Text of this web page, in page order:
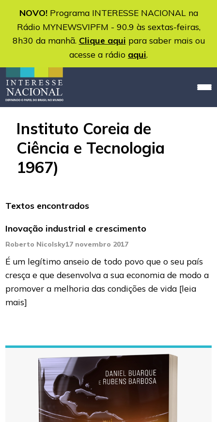
NOVO!Programa INTERESSE NACIONAL na
Rádio MYNEWSVIPFM - 90.9 às sextas-feiras,
8h30 da manhã. Clique aqui para saber mais ou
acesse a rádio aqui.
Instituto Coreia de
Ciência e Tecnologia
1967)
Textos encontrados
Inovação industrial e crescimento
Roberto Nicolsky17 novembro 2017
É um legítimo anseio de todo povo que o seu país
cresça e que desenvolva a sua economia de modo a
promover a melhoria das condições de vida [leia
mais]